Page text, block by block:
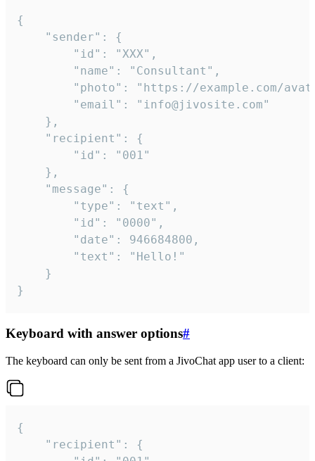
{
}
Keyboard with answer options#
The keyboard can only be sent from a JivoChat app user to a client:
{